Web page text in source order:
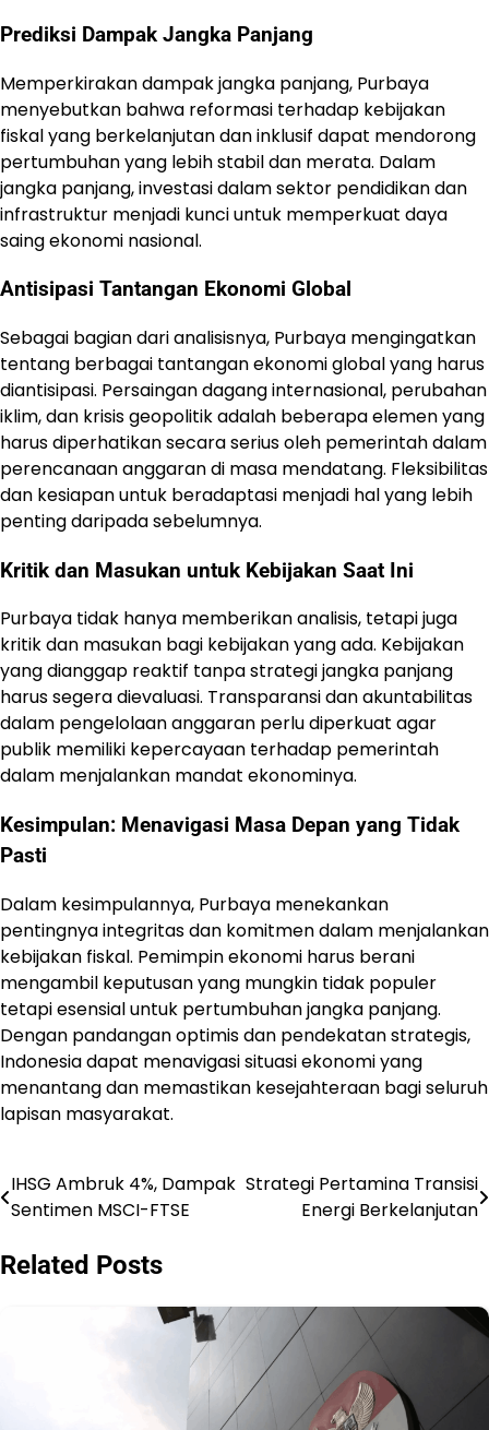
Prediksi Dampak Jangka Panjang
Memperkirakan dampak jangka panjang, Purbaya
menyebutkan bahwa reformasi terhadap kebijakan
fiskal yang berkelanjutan dan inklusif dapat mendorong
pertumbuhan yang lebih stabil dan merata. Dalam
jangka panjang, investasi dalam sektor pendidikan dan
infrastruktur menjadi kunci untuk memperkuat daya
saing ekonomi nasional.
Antisipasi Tantangan Ekonomi Global
Sebagai bagian dari analisisnya, Purbaya mengingatkan
tentang berbagai tantangan ekonomi global yang harus
diantisipasi. Persaingan dagang internasional, perubahan
iklim, dan krisis geopolitik adalah beberapa elemen yang
harus diperhatikan secara serius oleh pemerintah dalam
perencanaan anggaran di masa mendatang. Fleksibilitas
dan kesiapan untuk beradaptasi menjadi hal yang lebih
penting daripada sebelumnya.
Kritik dan Masukan untuk Kebijakan Saat Ini
Purbaya tidak hanya memberikan analisis, tetapi juga
kritik dan masukan bagi kebijakan yang ada. Kebijakan
yang dianggap reaktif tanpa strategi jangka panjang
harus segera dievaluasi. Transparansi dan akuntabilitas
dalam pengelolaan anggaran perlu diperkuat agar
publik memiliki kepercayaan terhadap pemerintah
dalam menjalankan mandat ekonominya.
Kesimpulan: Menavigasi Masa Depan yang Tidak
Pasti
Dalam kesimpulannya, Purbaya menekankan
pentingnya integritas dan komitmen dalam menjalankan
kebijakan fiskal. Pemimpin ekonomi harus berani
mengambil keputusan yang mungkin tidak populer
tetapi esensial untuk pertumbuhan jangka panjang.
Dengan pandangan optimis dan pendekatan strategis,
Indonesia dapat menavigasi situasi ekonomi yang
menantang dan memastikan kesejahteraan bagi seluruh
lapisan masyarakat.
Navigasi
IHSG Ambruk 4%, Dampak
Sentimen MSCI-FTSE
Strategi Pertamina Transisi
Energi Berkelanjutan
Related Posts